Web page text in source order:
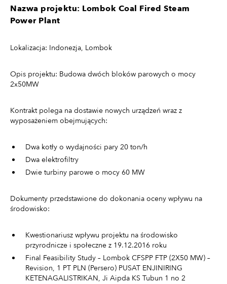
Nazwa projektu: Lombok Coal Fired Steam
Power Plant
Lokalizacja: Indonezja, Lombok
Opis projektu: Budowa dwóch bloków parowych o mocy
2x50MW
Kontrakt polega na dostawie nowych urządzeń wraz z
wyposażeniem obejmujących:
Dwa kotły o wydajności pary 20 ton/h
Dwa elektrofiltry
Dwie turbiny parowe o mocy 60 MW
Dokumenty przedstawione do dokonania oceny wpływu na
środowisko:
Kwestionariusz wpływu projektu na środowisko
przyrodnicze i społeczne z 19.12.2016 roku
Final Feasibility Study – Lombok CFSPP FTP (2X50 MW) –
Revision, 1 PT PLN (Persero) PUSAT ENJINIRING
KETENAGALISTRIKAN, Ji Aipda KS Tubun 1 no 2